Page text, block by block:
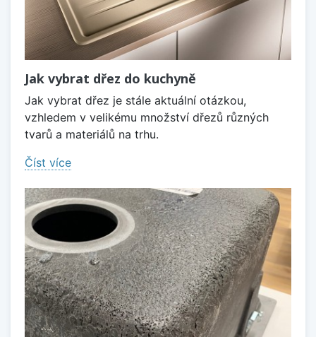
Jak vybrat dřez do kuchyně
Jak vybrat dřez je stále aktuální otázkou,
vzhledem v velikému množství dřezů různých
tvarů a materiálů na trhu.
Číst více